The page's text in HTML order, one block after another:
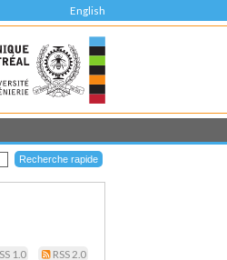
English
1.0 RSS 2.0